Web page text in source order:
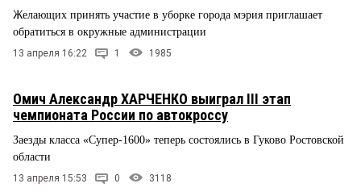
Желающих принять участие в уборке города мэрия приглашает
обратиться в окружные администрации
13 апреля 16:22 1 1985
Омич Александр ХАРЧЕНКО выиграл III этап
чемпионата России по автокроссу
Заезды класса «Супер-1600» теперь состоялись в Гуково Ростовской
области
13 апреля 15:53 0 3118